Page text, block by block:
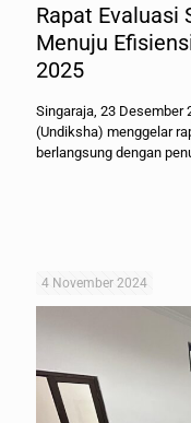
Rapat Evaluasi
Menuju
2025
Singaraja, 23 Desember
(Undiksha) menggelar
berlangsung dengan
4 November 2024